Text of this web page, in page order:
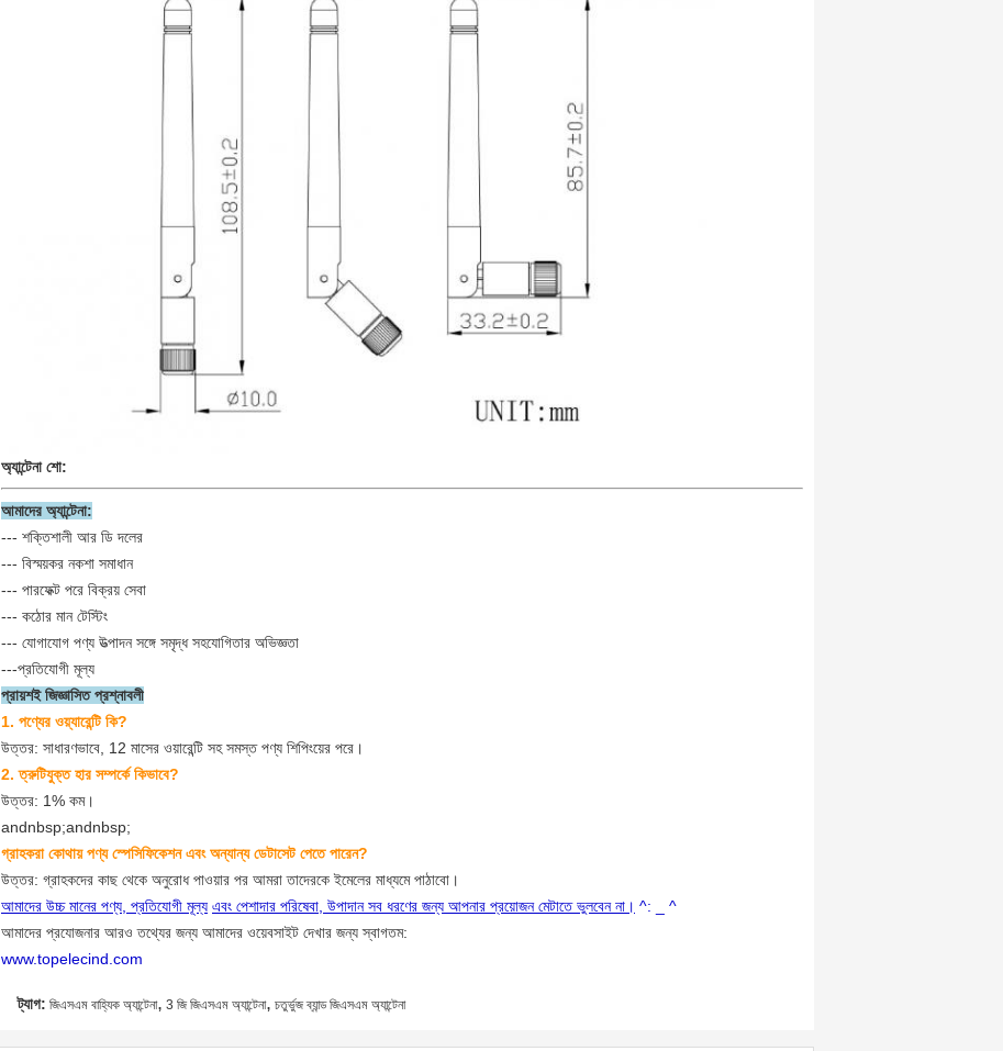
অ্যান্টেনা শো:
আমাদের অ্যান্টেনা:
--- শক্তিশালী আর ডি দলের
--- বিস্ময়কর নকশা সমাধান
--- পারফেক্ট পরে বিক্রয় সেবা
--- কঠোর মান টেস্টিং
--- যোগাযোগ পণ্য উত্পাদন সঙ্গে সমৃদ্ধ সহযোগিতার অভিজ্ঞতা
---প্রতিযোগী মূল্য
প্রায়শই জিজ্ঞাসিত প্রশ্নাবলী
1. পণ্যের ওয়্যারেন্টি কি?
উত্তর: সাধারণভাবে, 12 মাসের ওয়ারেন্টি সহ সমস্ত পণ্য শিপিংয়ের পরে।
2. ত্রুটিযুক্ত হার সম্পর্কে কিভাবে?
উত্তর: 1% কম।
andnbsp;andnbsp;
গ্রাহকরা কোথায় পণ্য স্পেসিফিকেশন এবং অন্যান্য ডেটাসেট পেতে পারেন?
উত্তর: গ্রাহকদের কাছ থেকে অনুরোধ পাওয়ার পর আমরা তাদেরকে ইমেলের মাধ্যমে পাঠাবো।
আমাদের উচ্চ মানের পণ্য, প্রতিযোগী মূল্য এবং পেশাদার পরিষেবা, উপাদান সব ধরণের জন্য আপনার প্রয়োজন মেটাতে ভুলবেন না। ^: _ ^
আমাদের প্রযোজনার আরও তথ্যের জন্য আমাদের ওয়েবসাইট দেখার জন্য স্বাগতম:
www.topelecind.com
ট্যাগ: জিএসএম বাহ্যিক অ্যান্টেনা, 3 জি জিএসএম অ্যান্টেনা, চতুর্ভুজ ব্যান্ড জিএসএম অ্যান্টেনা